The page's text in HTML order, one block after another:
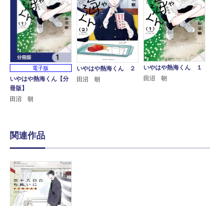
電子版
いやはや熱海くん【分
冊版】
田沼 朝
いやはや熱海くん ２
田沼 朝
いやはや熱海くん １
田沼 朝
関連作品